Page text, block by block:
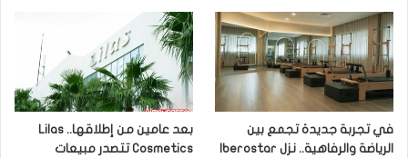
في تجربة جديدة تجمع بين
بعد عامين من إطلاقها.. Lilas
Cosmetics تتصدر مبيعات